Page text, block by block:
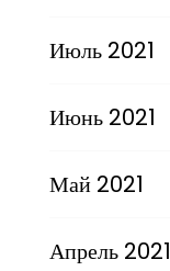
Июль 2021
Июнь 2021
Май 2021
Апрель 2021